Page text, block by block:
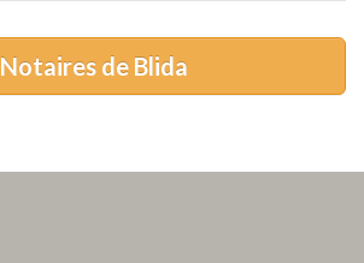
Notaires de Blida